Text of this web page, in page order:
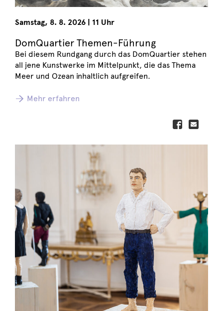
Samstag, 8. 8. 2026 11 Uhr
DomQuartier Themen-Führung
Bei diesem Rundgang durch das DomQuartier stehen
all jene Kunstwerke im Mittelpunkt, die das Thema
Meer und Ozean inhaltlich aufgreifen.
Mehr erfahren